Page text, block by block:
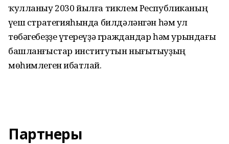
ҡулланыу 2030 йылға тиклем Республиканың
үҫеш стратегияһында билдәләнгән һәм ул
төбәгебеҙҙе үҫтереүҙә граждандар һәм урындағы
башланғыстар институтын нығытыуҙың
мөһимлеген иҫбатлай.
Партнеры